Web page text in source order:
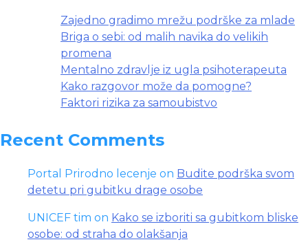
društvo
Zajedno gradimo mrežu podrške za mlade
Briga o sebi: od malih navika do velikih
promena
Mentalno zdravlje iz ugla psihoterapeuta
Kako razgovor može da pomogne?
Faktori rizika za samoubistvo
Recent Comments
Portal Prirodno lecenje on Budite podrška svom
detetu pri gubitku drage osobe
UNICEF tim on Kako se izboriti sa gubitkom bliske
osobe: od straha do olakšanja